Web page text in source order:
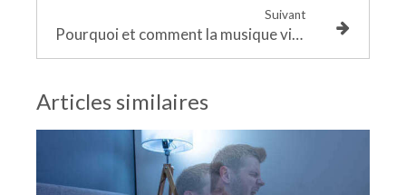
Suivant
Pourquoi et comment la musique via les fréquences, améliore notre santé mentale et notre santé physique
Articles similaires